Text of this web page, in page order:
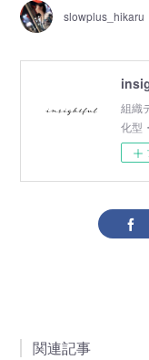
slowplus_hikaru
組織
化型
関連記事